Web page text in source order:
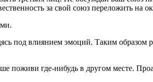
за свой союз переложить на
под влиянием эмоций. Таким
поживи где-нибудь в другом месте.